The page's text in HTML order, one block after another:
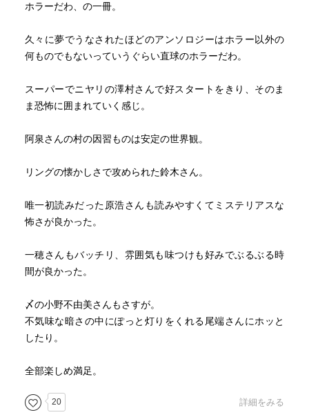
ホラーだわ、の一冊。
久々に夢でうなされたほどのアンソロジーはホラー以外の
何ものでもないっていうぐらい直球のホラーだわ。
スーパーでニヤリの澤村さんで好スタートをきり、そのま
ま恐怖に囲まれていく感じ。
阿泉さんの村の因習ものは安定の世界観。
リングの懐かしさで攻められた鈴木さん。
唯一初読みだった原浩さんも読みやすくてミステリアスな
怖さが良かった。
一穂さんもバッチリ、雰囲気も味つけも好みでぶるぶる時
間が良かった。
〆の小野不由美さんもさすが。
不気味な暗さの中にぽっと灯りをくれる尾端さんにホッと
したり。
全部楽しめ満足。
20 詳細をみる